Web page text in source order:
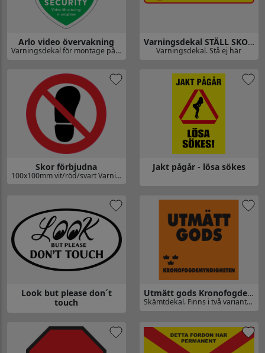
Arlo video övervakning
Varningsdekal för montage på fönster. Dessa är enkelsida för montage på utsida.
Varningsdekal STÄLL SKORNA HÄR!
Varningsdekal. Stå ej här
Skor förbjudna
100x100mm vit/röd/svart Varningsdekal.
Jakt pågår - lösa sökes
Look but please don´t
touch
Utmätt gods Kronofogdemyndigheten
Skämtdekal. Finns i två varianter. Pytteliten (70x70mm) alternativt datorskuren för exempelvis bakruta. Denna har storlek 700x700mm